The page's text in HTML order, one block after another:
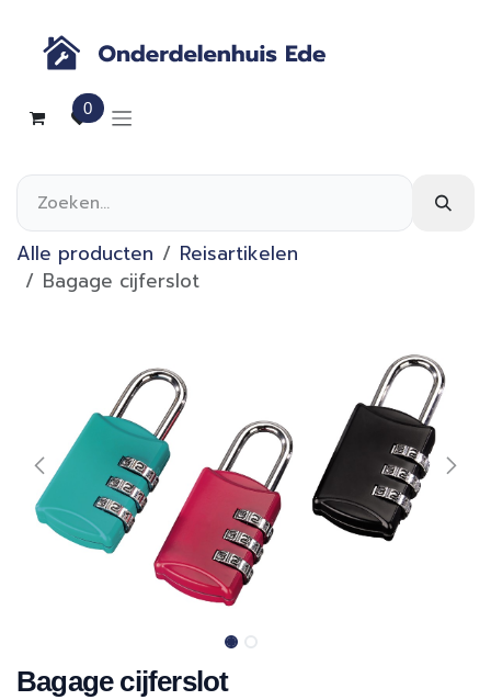
0
Alle producten
Reisartikelen
Bagage cijferslot
Bagage cijferslot